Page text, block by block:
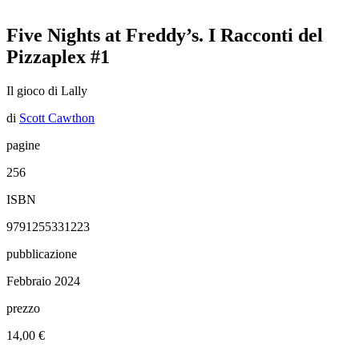
Five Nights at Freddy’s. I Racconti del
Pizzaplex #1
Il gioco di Lally
di Scott Cawthon
pagine
256
ISBN
9791255331223
pubblicazione
Febbraio 2024
prezzo
14,00 €